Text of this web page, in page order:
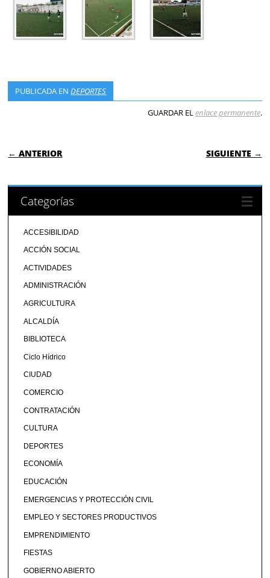
PUBLICADA ENDEPORTES
GUARDAR ELenlace permanente.
NAVEGACIÓN DE ENTRADAS
← ANTERIOR SIGUIENTE →
Categorías
ACCESIBILIDAD
ACCIÓN SOCIAL
ACTIVIDADES
ADMINISTRACIÓN
AGRICULTURA
ALCALDÍA
BIBLIOTECA
Ciclo Hídrico
CIUDAD
COMERCIO
CONTRATACIÓN
CULTURA
DEPORTES
ECONOMÍA
EDUCACIÓN
EMERGENCIAS Y PROTECCIÓN CIVIL
EMPLEO Y SECTORES PRODUCTIVOS
EMPRENDIMIENTO
FIESTAS
GOBIERNO ABIERTO